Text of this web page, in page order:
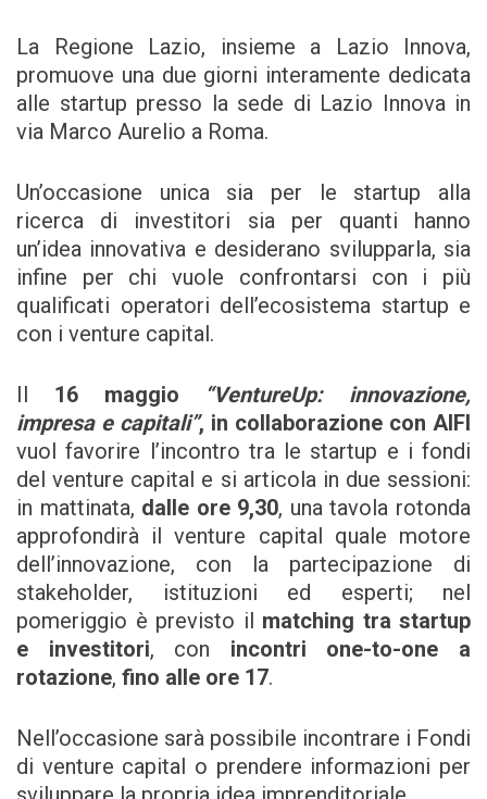
La Regione Lazio, insieme a Lazio Innova,
promuove una due giorni interamente dedicata
alle startup presso la sede di Lazio Innova in
via Marco Aurelio a Roma.
Un’occasione unica sia per le startup alla
ricerca di investitori sia per quanti hanno
un’idea innovativa e desiderano svilupparla, sia
infine per chi vuole confrontarsi con i più
qualificati operatori dell’ecosistema startup e
con i venture capital.
Il 16 maggio
“VentureUp: innovazione,
impresa e capitali”, in collaborazione con AIFI
vuol favorire l’incontro tra le startup e i fondi
del venture capital e si articola in due sessioni:
in mattinata, dalle ore 9,30, una tavola rotonda
approfondirà il venture capital quale motore
dell’innovazione, con la partecipazione di
stakeholder, istituzioni ed esperti; nel
pomeriggio è previsto il matching tra startup
e investitori, con incontri one-to-one a
rotazione, fino alle ore 17.
Nell’occasione sarà possibile incontrare i Fondi
di venture capital o prendere informazioni per